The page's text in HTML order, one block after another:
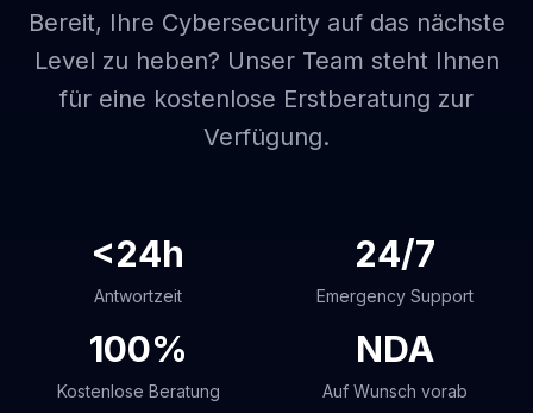
Bereit, Ihre Cybersecurity auf das nächste
Level zu heben? Unser Team steht Ihnen
für eine kostenlose Erstberatung zur
Verfügung.
<24h
Antwortzeit
24/7
Emergency Support
100%
Kostenlose Beratung
NDA
Auf Wunsch vorab